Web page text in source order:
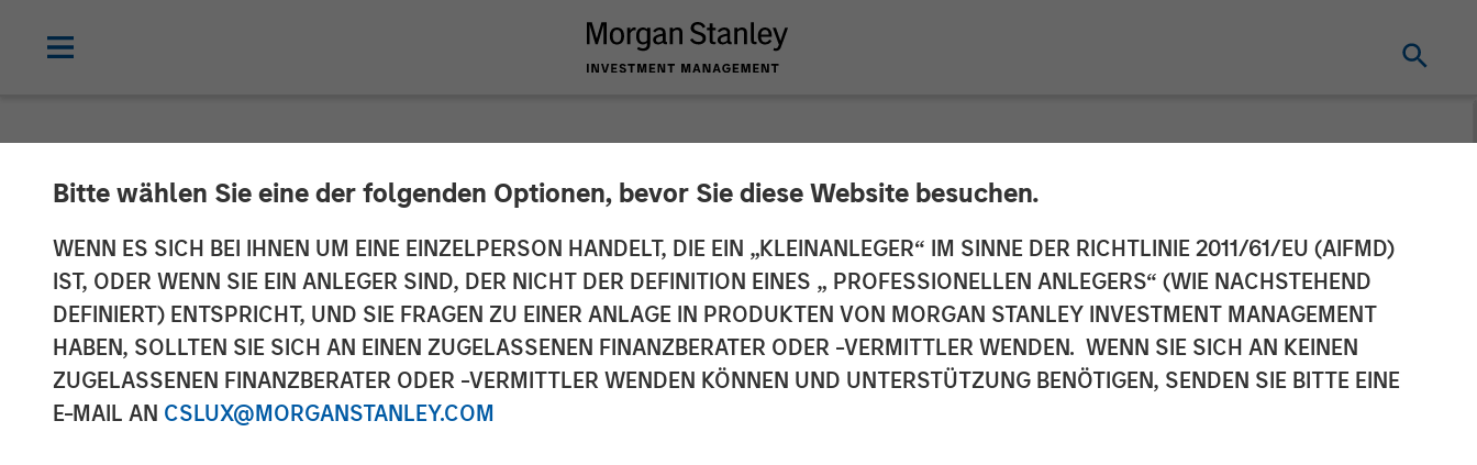
Bitte wählen Sie eine der folgenden Optionen, bevor Sie diese Website besuchen.
WENN ES SICH BEI IHNEN UM EINE EINZELPERSON HANDELT, DIE EIN „KLEINANLEGER“ IM SINNE DER RICHTLINIE 2011/61/EU (AIFMD)
IST, ODER WENN SIE EIN ANLEGER SIND, DER NICHT DER DEFINITION EINES „ PROFESSIONELLEN ANLEGERS“ (WIE NACHSTEHEND
DEFINIERT) ENTSPRICHT, UND SIE FRAGEN ZU EINER ANLAGE IN PRODUKTEN VON MORGAN STANLEY INVESTMENT MANAGEMENT
HABEN, SOLLTEN SIE SICH AN EINEN ZUGELASSENEN FINANZBERATER ODER -VERMITTLER WENDEN. WENN SIE SICH AN KEINEN
ZUGELASSENEN FINANZBERATER ODER -VERMITTLER WENDEN KÖNNEN UND UNTERSTÜTZUNG BENÖTIGEN, SENDEN SIE BITTE EINE
E-MAIL AN CSLUX@MORGANSTANLEY.COM
Morgan Stanley Private Equity Completes
Acquisition of Majority Stake in Learning Care
Group, Inc.